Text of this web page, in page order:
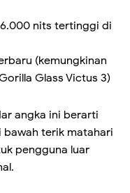
nits tertinggi di
(kemungkinan
Glass Victus 3)
angka ini berarti
terik matahari
pengguna luar